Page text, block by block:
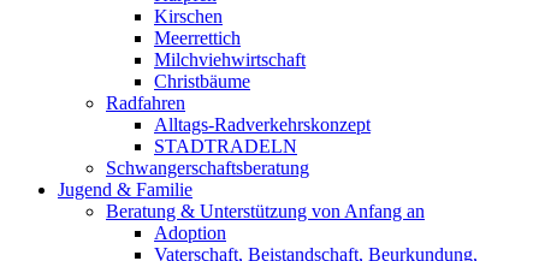
Kirschen
Meerrettich
Milchviehwirtschaft
Christbäume
Radfahren
Alltags-Radverkehrskonzept
STADTRADELN
Schwangerschaftsberatung
Jugend & Familie
Beratung & Unterstützung von Anfang an
Adoption
Vaterschaft, Beistandschaft, Beurkundung,